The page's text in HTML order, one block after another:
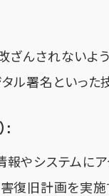
ざんされないよ
ル署名といった
:
やシステムに
復旧計画を実